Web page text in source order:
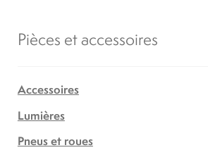
Pièces et accessoires
Accessoires
Lumières
Pneus et roues